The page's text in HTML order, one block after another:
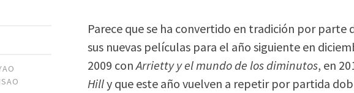
ISAO
Parece que se ha convertido en tradición por parte
sus nuevas películas para el año siguiente en
2009 conArrietty y el mundo de los diminutos, en
Hilly que este año vuelven a repetir por partida